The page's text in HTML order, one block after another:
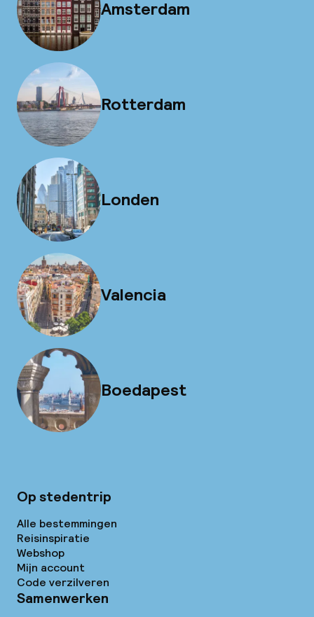
Amsterdam
Rotterdam
Londen
Valencia
Boedapest
Op stedentrip
Alle bestemmingen
Reisinspiratie
Webshop
Mijn account
Code verzilveren
Samenwerken